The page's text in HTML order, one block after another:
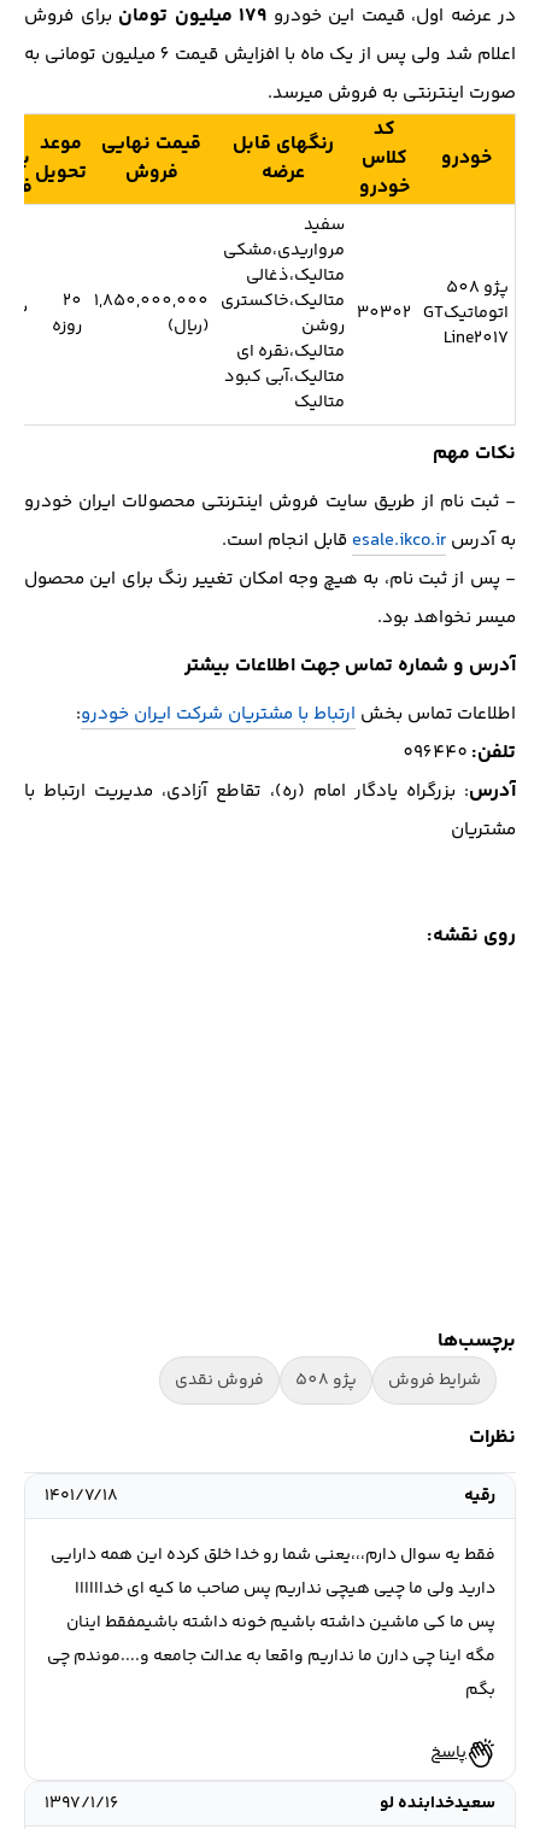
در عرضه اول، قیمت این خودرو 179 میلیون تومان
برای فروش
اعلام شد ولی پس از یک ماه با افزایش قیمت 6 میلیون تومانی به
صورت اینترنتی به فروش میرسد.
خودرو
کد
کلاس
خودرو
رنگهای قابل
عرضه
قیمت نهایی
فروش
موعد
تحویل
پژو 508
اتوماتیکGT
Line2017
30302
سفید
مرواریدی،مشکی
متالیک،ذغالی
متالیک،خاکستری
روشن
متالیک،نقره ای
متالیک،آبی کبود
متالیک
1,850,000,000
(ریال)
20
روزه
نکات مهم
- ثبت نام از طریق سایت فروش اینترنتی محصولات ایران خودرو
به آدرس esale.ikco.irقابل انجام است.
- پس از ثبت نام، به هیچ وجه امکان تغییر رنگ برای این محصول
میسر نخواهد بود.
آدرس و شماره تماس جهت اطلاعات بیشتر
اطلاعات تماس بخش ارتباط با مشتریان شرکت ایران خودرو:
تلفن:
096440
آدرس: بزرگراه يادگار امام (ره)، تقاطع آزادي، مديريت ارتباط با
مشتريان
روی نقشه:
برچسب‌ها
شرایط فروش پژو 508 فروش نقدی
نظرات
رقیه ۱۴۰۱/۷/۱۸
فقط یه سوال دارم،،،یعنی شما رو خدا خلق کرده این همه دارایی
دارید ولی ما چیی هیچی نداریم پس صاحب ما کیه ای خداااااا
پس ما کی ماشین داشته باشیم خونه داشته باشیمفقط اینان
مگه اینا چی دارن ما نداریم واقعا به عدالت جامعه و....موندم چی
بگم
پاسخ
سعیدخدابنده لو
۱۳۹۷/۱/۱۶